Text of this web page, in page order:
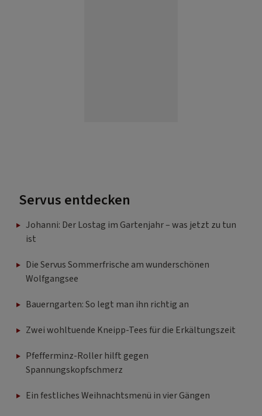
Servus entdecken
Johanni: Der Lostag im Gartenjahr – was jetzt zu tun
ist
Die Servus Sommerfrische am wunderschönen
Wolfgangsee
Bauerngarten: So legt man ihn richtig an
Zwei wohltuende Kneipp-Tees für die Erkältungszeit
Pfefferminz-Roller hilft gegen
Spannungskopfschmerz
Ein festliches Weihnachtsmenü in vier Gängen